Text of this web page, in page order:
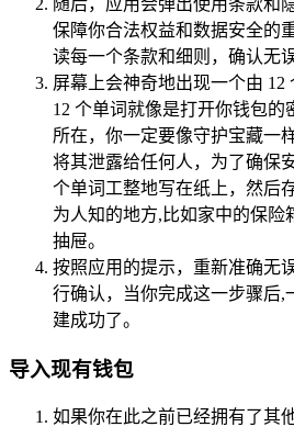
随后，应用会弹出使用条款和
保障你合法权益和数据安全的
读每一个条款和细则，确认无
屏幕上会神奇地出现一个由
12 个单词就像是打开你钱包
所在，你一定要像守护宝藏一
将其泄露给任何人，为了确保
个单词工整地写在纸上，然后
为人知的地方,比如家中的保险
抽屉。
按照应用的提示，重新准确无
行确认，当你完成这一步骤后,
建成功了。
导入现有钱包
如果你在此之前已经拥有了其